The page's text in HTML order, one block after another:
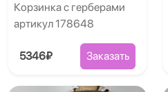
Корзинка с герберами
артикул 178648
5346₽ Заказать